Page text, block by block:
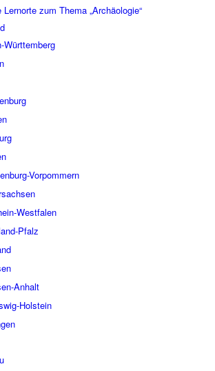
zum Thema „Archäologie“
Württemberg
Vorpommern
Westfalen
Pfalz
Anhalt
Holstein